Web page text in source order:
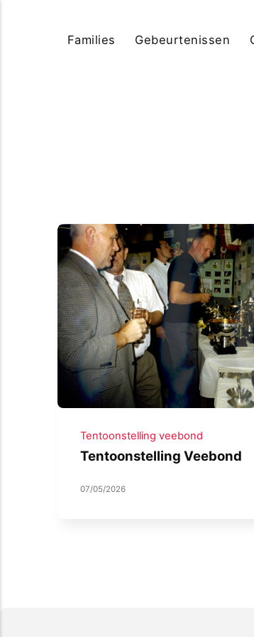
Families Gebeurtenissen
Tentoonstelling veebond
Tentoonstelling Veebond
07/05/2026